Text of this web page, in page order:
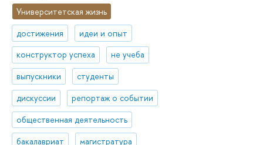
Университетская жизнь
достижения
идеи и опыт
конструктор успеха
не учеба
выпускники
студенты
дискуссии
репортаж о событии
общественная деятельность
бакалавриат
магистратура